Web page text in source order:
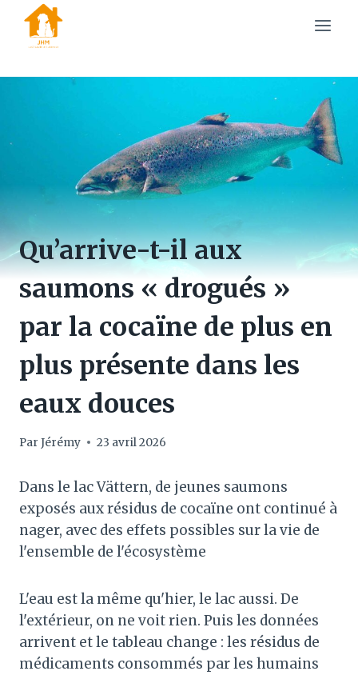
content
Qu’arrive-t-il aux
saumons « drogués »
par la cocaïne de plus en
plus présente dans les
eaux douces
Par Jérémy 23 avril 2026
Dans le lac Vättern, de jeunes saumons
exposés aux résidus de cocaïne ont continué à
nager, avec des effets possibles sur la vie de
l'ensemble de l'écosystème
L'eau est la même qu'hier, le lac aussi. De
l'extérieur, on ne voit rien. Puis les données
arrivent et le tableau change : les résidus de
médicaments consommés par les humains